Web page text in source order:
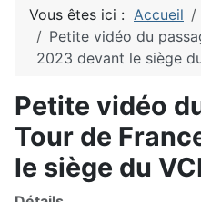
Vous êtes ici : Accueil
Petite vidéo du
2023 devant le siège
Petite vidéo
Tour de
le siège du